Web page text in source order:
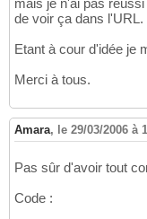
mais je n'ai pas
de voir ça dans l'URL.
Etant à cour d'idée je
Merci à tous.
Amara, le 29/03/2006 à
Pas sûr d'avoir tout
Code :